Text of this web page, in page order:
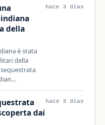
della
è stata
della
hace 3 días
dai
hace 3 días